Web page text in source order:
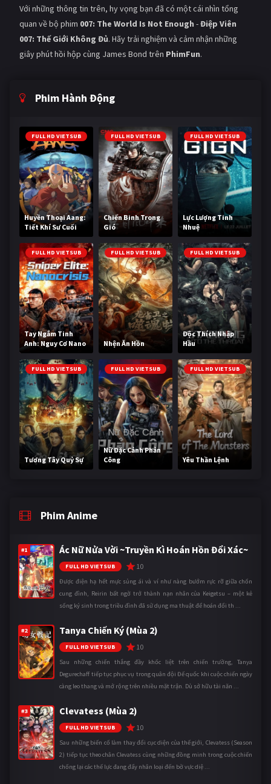
Với những thông tin trên, hy vọng bạn đã có một cái nhìn tổng
quan về bộ phim 007: The World Is Not Enough -Điệp Viên
007: Thế Giới Không Đủ. Hãy trải nghiệm và cảm nhận những
giây phút hồi hộp cùng James Bond trên PhimFun.
Phim Hành Động
FULL HD VIETSUB
Huyền Thoại Aang:
Tiết Khí Sư Cuối
Cùng
FULL HD VIETSUB
Chiến Binh Trong
Gió
FULL HD VIETSUB
Lực Lượng Tinh
Nhuệ
FULL HD VIETSUB
Tay Ngắm Tinh
Anh: Nguy Cơ Nano
FULL HD VIETSUB
Nhện Ăn Hồn
FULL HD VIETSUB
Độc Thích Nhập
Hầu
FULL HD VIETSUB
Tương Tây Quỷ Sự
FULL HD VIETSUB
Nữ Đặc Cảnh Phản
Công
FULL HD VIETSUB
Yêu Thần Lệnh
Phim Anime
#1 Ác Nữ Nửa Vời ~Truyền Kì Hoán Hồn Đổi Xác~
FULL HD VIETSUB 10
Được điện hạ hết mực sủng ái và ví như nàng bướm rực rỡ giữa chốn
cung đình, Reirin bất ngờ trở thành nạn nhân của Keigetsu – một kẻ
sống ký sinh trong triều đình đã sử dụng ma thuật để hoán đổi th ...
#2 Tanya Chiến Ký (Mùa 2)
FULL HD VIETSUB 10
Sau những chiến thắng đầy khốc liệt trên chiến trường, Tanya
Degurechaff tiếp tục phục vụ trong quân đội Đế quốc khi cuộc chiến ngày
càng leo thang và mở rộng trên nhiều mặt trận. Dù sở hữu tài năn ...
#3 Clevatess (Mùa 2)
FULL HD VIETSUB 10
Sau những biến cố làm thay đổi cục diện của thế giới, Clevatess (Season
2) tiếp tục theo chân Clevatess cùng những đồng minh trong cuộc chiến
chống lại các thế lực đang đẩy nhân loại đến bờ vực diệ ...